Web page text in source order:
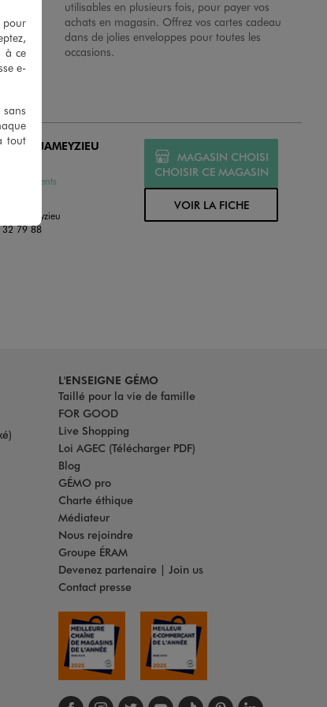
utilisables en plusieurs fois, pour payer vos
achats en magasin. Offrez vos cartes cadeau
dans de jolies enveloppes pour toutes les
occasions.
JAMEYZIEU
et Vêtements
Jameyzieu
79 88
MAGASIN CHOISI
CHOISIR CE MAGASIN
VOIR LA FICHE
L'ENSEIGNE GÉMO
Taillé pour la vie de famille
FOR GOOD
Live Shopping
Loi AGEC (Télécharger PDF)
Blog
GÉMO pro
Charte éthique
Médiateur
Nous rejoindre
Groupe ÉRAM
Devenez partenaire | Join us
Contact presse
pour
à ce
e-
tout